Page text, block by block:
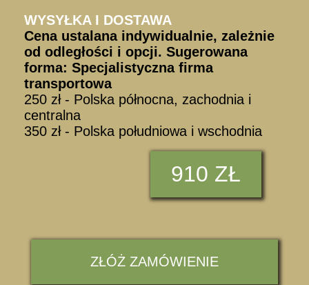
WYSYŁKA I DOSTAWA
Cena ustalana indywidualnie, zależnie
od odległości i opcji. Sugerowana
forma: Specjalistyczna firma
transportowa
250 zł - Polska północna, zachodnia i
centralna
350 zł - Polska południowa i wschodnia
910 ZŁ
ZŁÓŻ ZAMÓWIENIE